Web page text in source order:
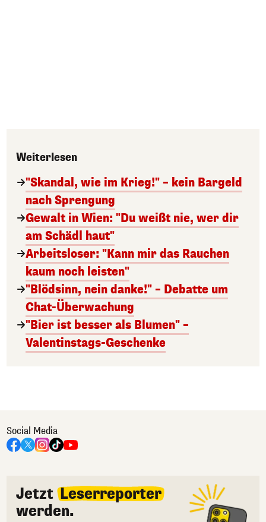
Weiterlesen
"Skandal, wie im Krieg!" – kein Bargeld
nach Sprengung
Gewalt in Wien: "Du weißt nie, wer dir
am Schädl haut"
Arbeitsloser: "Kann mir das Rauchen
kaum noch leisten"
"Blödsinn, nein danke!" – Debatte um
Chat-Überwachung
"Bier ist besser als Blumen" –
Valentinstags-Geschenke
Social Media
Jetzt Leserreporter
werden.